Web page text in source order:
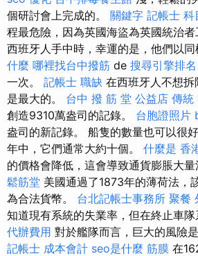
個研討會上完成的。 關鍵字 記帳士 科
程最危險，因為英國海盜為英國統治者
西班牙人手中時，幸運的是，他們以
什麼 哪裡找台中撥筋 de 搜尋引擎排名
一次。 記帳士 職缺 在西班牙人不想
是最大的。 台中 撥 筋 堂 公益店 傳
創造9310萬盎司的記錄。 台胞證照片
盎司的新記錄。 船隻的數量也可以很
年中，它們通常大約十個。 什麼是 香
的價格會降低，這會導致通貨膨脹大
鬆筋堂 美國通過了1873年的薄荷法，
為合法貨幣。 台北記帳士事務所 聚餐
知道現有系統的失業率，但在終止車
代辦費用 對於艦隊而言，巨大的風險
記帳士 成本會計 seo是什麼 筋膜 在